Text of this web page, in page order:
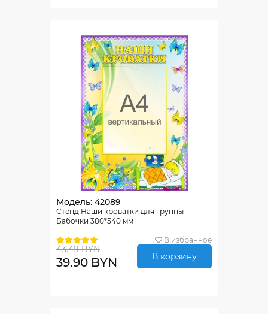
Модель: 42089
Стенд Наши кроватки для группы
Бабочки 380*540 мм
В избранное
43.49 BYN
39.90 BYN В корзину